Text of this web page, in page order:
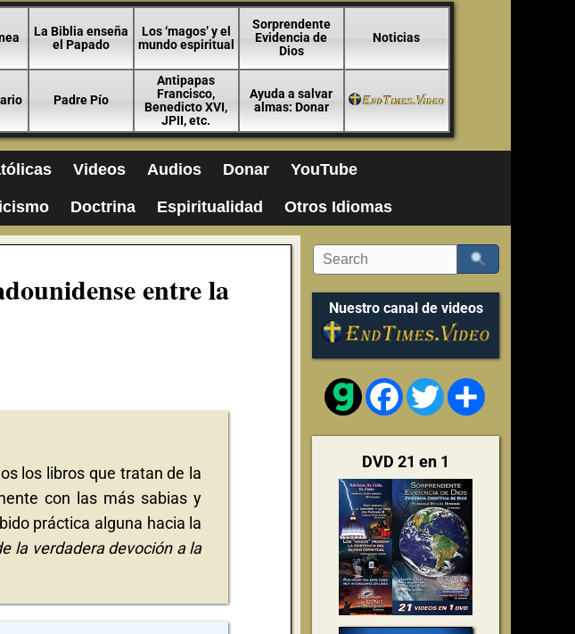
La Biblia enseña
el Papado
Los ‘magos’ y el
mundo espiritual
Sorprendente
Evidencia de
Dios
Noticias
Padre Pío
Antipapas
Francisco,
Benedicto XVI,
JPII, etc.
Ayuda a salvar
almas: Donar
Videos Audios Donar YouTube
Doctrina Espiritualidad Otros Idiomas
entre la
los libros que tratan de la
con las más sabias y
práctica alguna hacia la
la verdadera devoción a la
Nuestro canal de videos
FacebookTwitter
DVD 21 en 1